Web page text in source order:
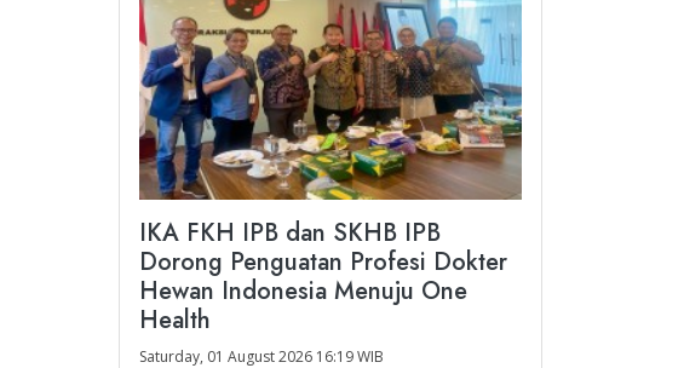
IKA FKH IPB dan SKHB IPB
Dorong Penguatan Profesi Dokter
Hewan Indonesia Menuju One
Health
Saturday, 01 August 2026 16:19 WIB